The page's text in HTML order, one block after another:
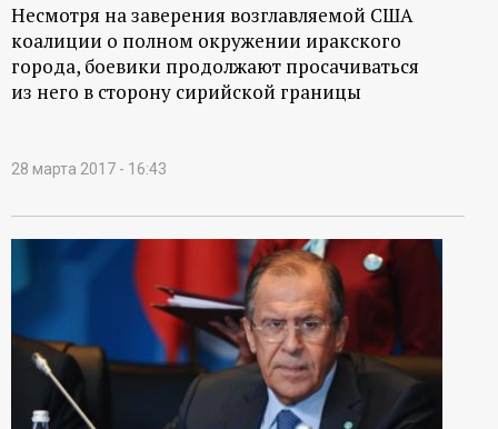
Несмотря на заверения возглавляемой США
коалиции о полном окружении иракского
города, боевики продолжают просачиваться
из него в сторону сирийской границы
28 марта 2017 - 16:43